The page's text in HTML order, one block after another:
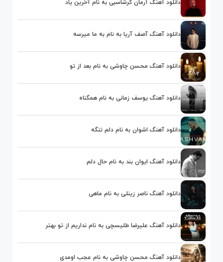
دانلود آهنگ آرمان گرشاسبی به نام آخرین یاد
دانلود آهنگ آصف آریا به نام به ما میرسه
دانلود آهنگ محسن چاوشی به نام بعد از تو
دانلود آهنگ یوسف زمانی به نام همگناه
دانلود آهنگ اشوان به نام دلم تنگه
دانلود آهنگ ایوان بند به نام حال دلم
دانلود آهنگ ناصر زینلی به نام ماهی
دانلود آهنگ علیرضا طلیسچی به نام نداریم از تو بهتر
دانلود آهنگ محسن چاوشی به نام عجب اومدی